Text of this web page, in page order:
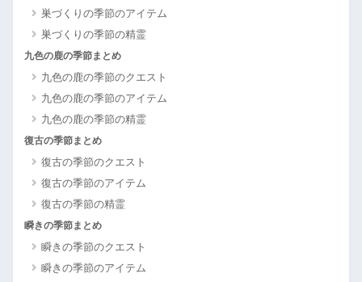
巣づくりの季節のアイテム
巣づくりの季節の精霊
九色の鹿の季節まとめ
九色の鹿の季節のクエスト
九色の鹿の季節のアイテム
九色の鹿の季節の精霊
復古の季節まとめ
復古の季節のクエスト
復古の季節のアイテム
復古の季節の精霊
瞬きの季節まとめ
瞬きの季節のクエスト
瞬きの季節のアイテム